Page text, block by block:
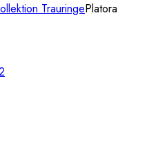
TrauringePlatora